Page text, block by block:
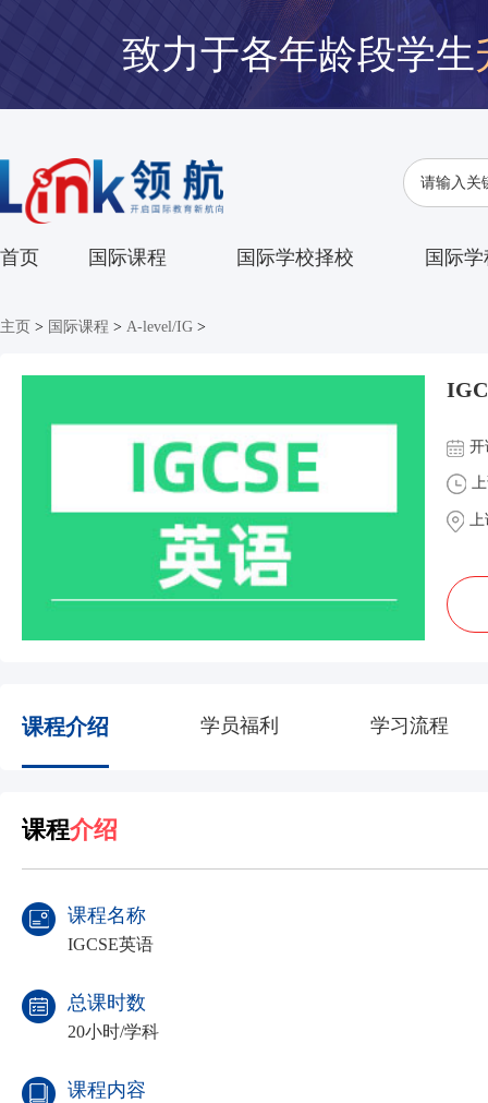
致力于各年龄段学生
首页 国际课程 国际学校择校 国际
主页 > 国际课程 > A-level/IG >
开
上
课程介绍 学员福利 学习流程
课程介绍
课程名称
IGCSE英语
总课时数
20小时/学科
课程内容